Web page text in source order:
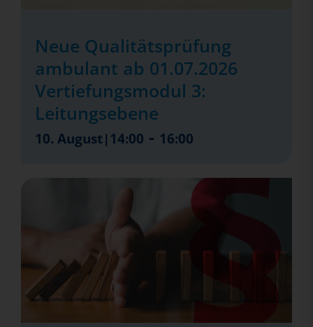
Neue Qualitätsprüfung
ambulant ab 01.07.2026
Vertiefungsmodul 3:
Leitungsebene
10. August|14:00 - 16:00